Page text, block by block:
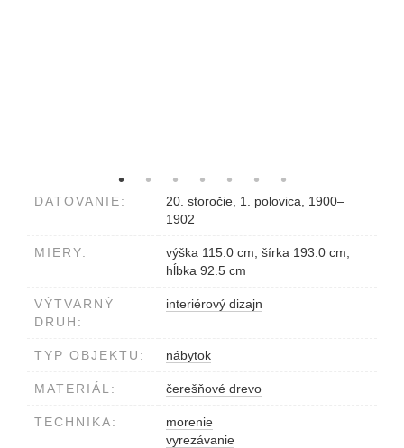
DATOVANIE:
20. storočie, 1. polovica, 1900–
1902
MIERY:
výška 115.0 cm, šírka 193.0 cm,
hĺbka 92.5 cm
VÝTVARNÝ
DRUH:
interiérový dizajn
TYP OBJEKTU: nábytok
MATERIÁL: čerešňové drevo
TECHNIKA:
morenie
vyrezávanie